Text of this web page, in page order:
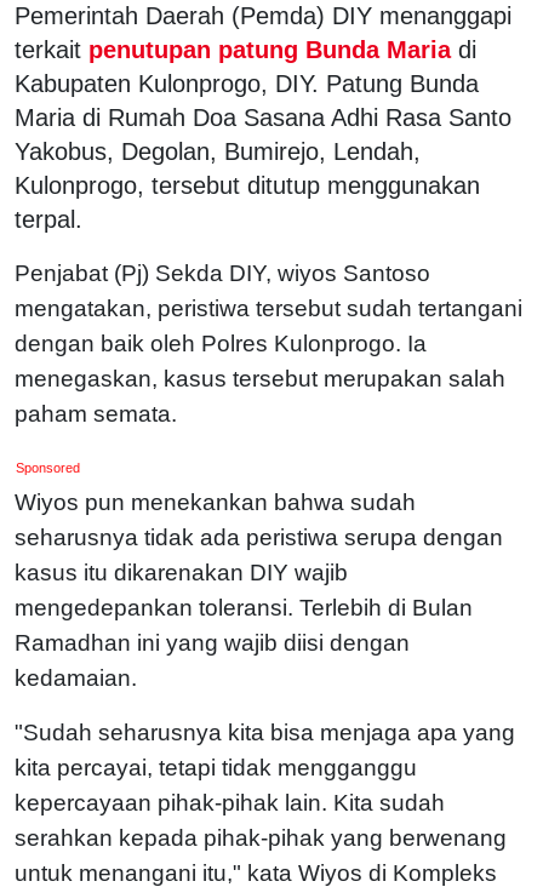
Pemerintah Daerah (Pemda) DIY menanggapi
terkait penutupan patung Bunda Maria di
Kabupaten Kulonprogo, DIY. Patung Bunda
Maria di Rumah Doa Sasana Adhi Rasa Santo
Yakobus, Degolan, Bumirejo, Lendah,
Kulonprogo, tersebut ditutup menggunakan
terpal.
Penjabat (Pj) Sekda DIY, wiyos Santoso
mengatakan, peristiwa tersebut sudah tertangani
dengan baik oleh Polres Kulonprogo. Ia
menegaskan, kasus tersebut merupakan salah
paham semata.
Sponsored
Wiyos pun menekankan bahwa sudah
seharusnya tidak ada peristiwa serupa dengan
kasus itu dikarenakan DIY wajib
mengedepankan toleransi. Terlebih di Bulan
Ramadhan ini yang wajib diisi dengan
kedamaian.
"Sudah seharusnya kita bisa menjaga apa yang
kita percayai, tetapi tidak mengganggu
kepercayaan pihak-pihak lain. Kita sudah
serahkan kepada pihak-pihak yang berwenang
untuk menangani itu," kata Wiyos di Kompleks